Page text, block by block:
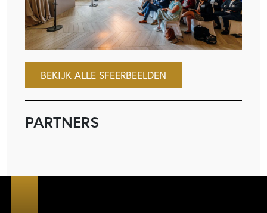
BEKIJK ALLE SFEERBEELDEN
PARTNERS